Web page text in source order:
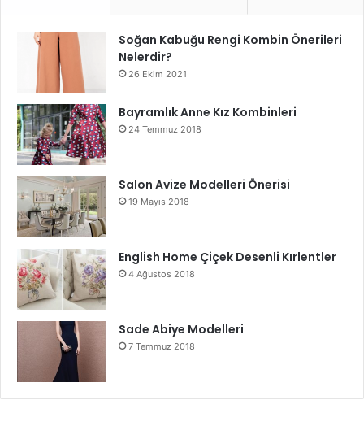
Soğan Kabuğu Rengi Kombin Önerileri
Nelerdir?
26 Ekim 2021
Bayramlık Anne Kız Kombinleri
24 Temmuz 2018
Salon Avize Modelleri Önerisi
19 Mayıs 2018
English Home Çiçek Desenli Kırlentler
4 Ağustos 2018
Sade Abiye Modelleri
7 Temmuz 2018